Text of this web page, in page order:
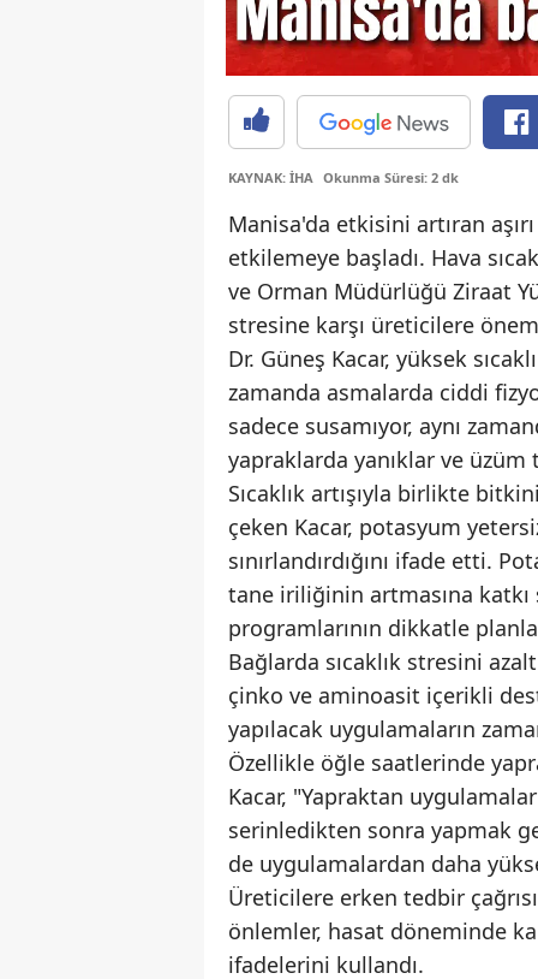
KAYNAK: İHA Okunma Süresi: 2 dk
Manisa'da etkisini artıran
etkilemeye başladı. Hava
ve Orman Müdürlüğü Ziraat
stresine karşı üreticilere
Dr. Güneş Kacar, yüksek
zamanda asmalarda ciddi
sadece susamıyor, aynı
yapraklarda yanıklar ve
Sıcaklık artışıyla birlikte
çeken Kacar, potasyum
sınırlandırdığını ifade etti.
tane iriliğinin artmasına katkı
programlarının dikkatle
Bağlarda sıcaklık stresini
çinko ve aminoasit içerikli
yapılacak uygulamaların
Özellikle öğle saatlerinde
Kacar, "Yapraktan
serinledikten sonra yapmak
de uygulamalardan daha
Üreticilere erken tedbir
önlemler, hasat döneminde
ifadelerini kullandı.